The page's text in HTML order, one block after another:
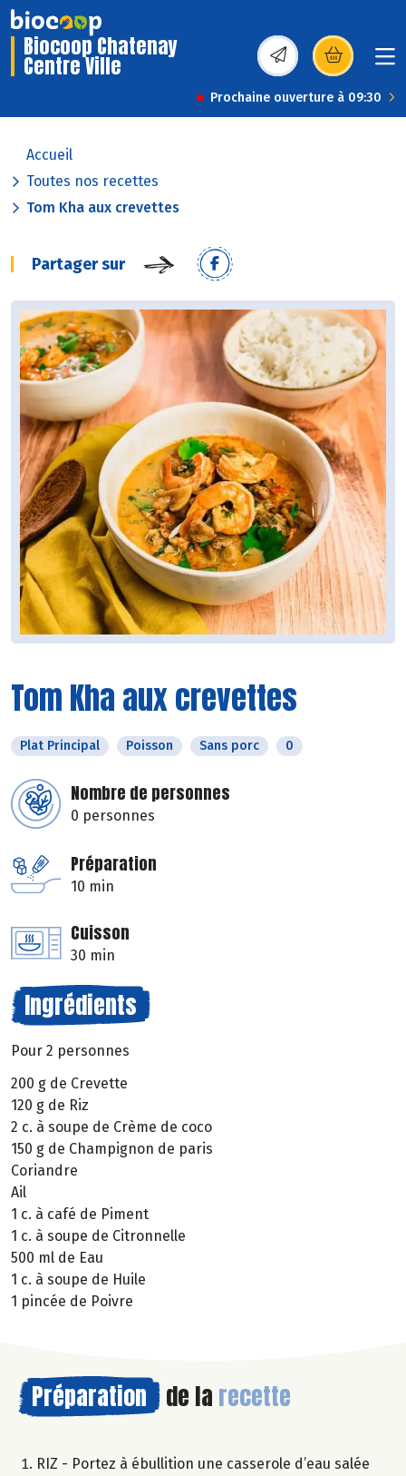
Biocoop Chatenay
Centre Ville (s’ouvre dans une
Prochaine ouverture à 09:30
Accueil
Toutes nos recettes
Tom Kha aux crevettes
Partager sur
Tom Kha aux crevettes
Plat Principal Poisson Sans porc 0
Nombre de personnes
0 personnes
Préparation
10 min
Cuisson
30 min
Ingrédients
Pour 2 personnes
200 g de Crevette
120 g de Riz
2 c. à soupe de Crème de coco
150 g de Champignon de paris
Coriandre
Ail
1 c. à café de Piment
1 c. à soupe de Citronnelle
500 ml de Eau
1 c. à soupe de Huile
1 pincée de Poivre
Préparation de la recette
RIZ - Portez à ébullition une casserole d’eau salée